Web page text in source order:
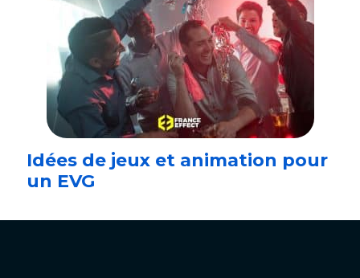
Idées de jeux et animation pour
un EVG